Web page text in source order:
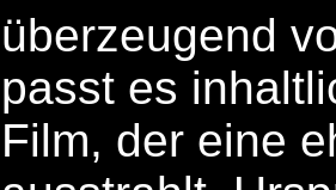
überzeugend
passt es
Film, der eine